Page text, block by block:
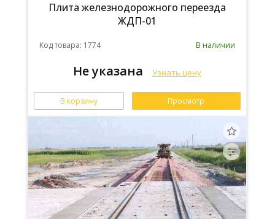
Плита железнодорожного переезда
ЖДП-01
Код товара: 1774 В наличии
Не указана Узнать цену
В корзину Просмотр